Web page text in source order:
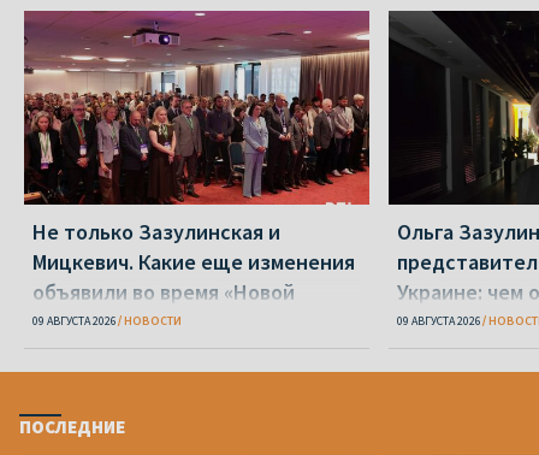
Не только Зазулинская и
Мицкевич. Какие еще изменения
объявили во время «Новой
Беларуси»
09 АВГУСТА 2026 НОВОСТИ
Ольга
Украине: чем
ОПК
09 АВГУСТА 2026
ПОСЛЕДНИЕ